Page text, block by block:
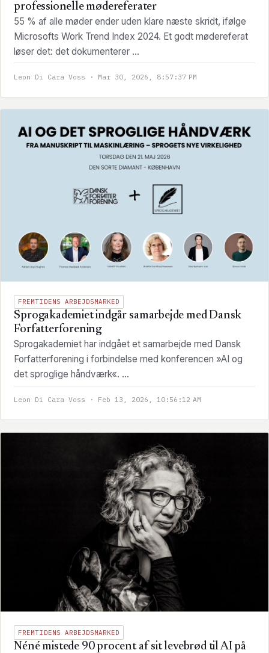
professionelle mødereferater
55 % af alle møder ender uden klare næste skridt, ifølge
Microsofts Work Trend Index 2024. Et godt mødereferat
løser det: det dokumenterer ...
Leon Di Cara Voss · Mar 30, 2026, 8:57:37 PM
FREMTIDENS ARBEJDSMARKED
Sprogakademiet indgår samarbejde med Dansk
Forfatterforening
Sprogakademiet har indgået et samarbejde med Dansk
Forfatterforening i forbindelse med konferencen »AI og
det sproglige håndværk«. ...
Leon Di Cara Voss · Feb 13, 2026, 10:56:12 AM
FREMTIDENS ARBEJDSMARKED
Néné mistede 90 procent af sit levebrød til AI på